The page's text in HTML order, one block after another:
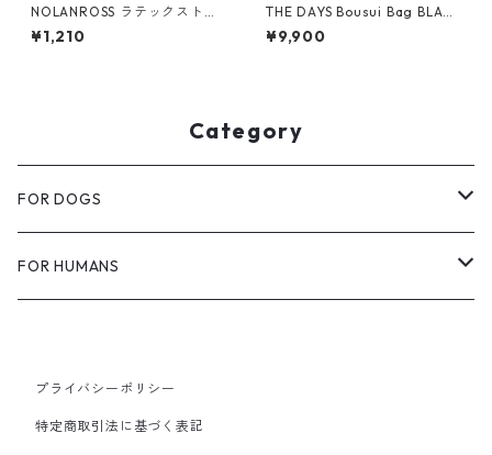
NOLANROSS ラテックストイ
「くまさん」
¥1,210
THE DAYS Bousui Bag BLACK
-CORDURA (単体）
¥9,900
Category
FOR DOGS
TREATS
DOG CARE
FOR HUMANS
coffee
APPAREL
プライバシーポリシー
特定商取引法に基づく表記